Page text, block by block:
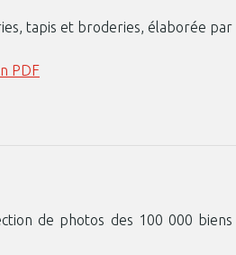
tapis et broderies, élaborée
PDF
de photos des 100 000